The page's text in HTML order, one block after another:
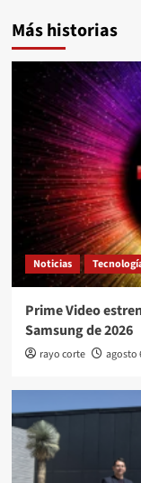
Más historias
Noticias
Prime Video
Samsung de 2026
rayo corte agosto